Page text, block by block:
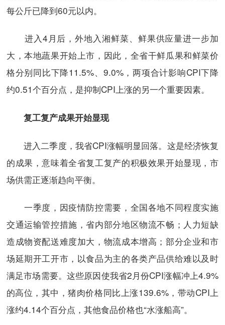
每公斤已降到60元以内。
进入4月后，外地入湘鲜菜、鲜果供应量进一步加
大，本地蔬果开始上市，因此，全省干鲜瓜果和鲜菜价
格分别同比下降11.5%、9.0%，两项合计影响CPI下降
约0.51个百分点，是抑制CPI上涨的另一个重要因素。
复工复产成果开始显现
进入二季度，我省CPI涨幅明显回落。这是经济恢复
的成果，意味着全省复工复产的积极效果开始显现，市
场供需正逐渐趋向平衡。
一季度，因疫情防控需要，全国各地不同程度实施
交通运输管控措施，省内部分地区物流不畅；人力短缺
造成物资配送难度加大，物流成本增高；部分企业和市
场延期开工开市，以食品为主的各类产品供给难以及时
满足市场需要。这些原因使我省2月份CPI涨幅冲上4.9%
的高位，其中，猪肉价格同比上涨139.6%，带动CPI上
涨约4.14个百分点，其他食品价格也“水涨船高”。